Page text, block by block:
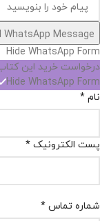
WhatsApp Message
Hide WhatsApp Form
درخواست خرید این
Hide WhatsApp Form
نام *
پست الکترونیک *
شماره تماس *